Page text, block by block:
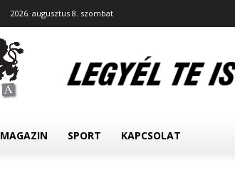
2026. augusztus 8. szombat
MAGAZIN SPORT KAPCSOLAT